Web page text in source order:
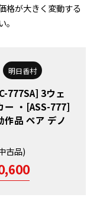
格が大きく変動する
明日香村
777SA] 3ウェ
ー ・[ASS-777]
作品 ペア デノ
古品)